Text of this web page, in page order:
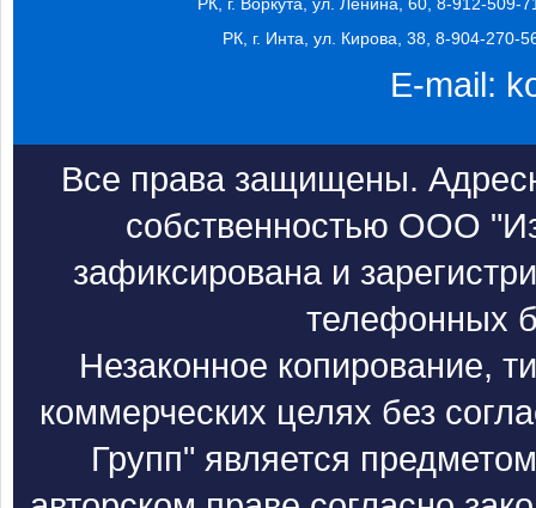
РК, г. Инта, ул. Кирова, 38, 8-904-270-
E-mail:
Все права защищены.
собственностью ООО
зафиксирована и
телефонных
Незаконное копирование,
коммерческих целях без
Групп" является